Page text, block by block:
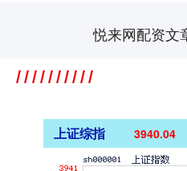
悦来网配资文
上证综指 3940.04